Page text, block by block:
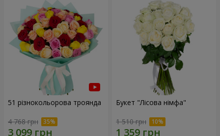
51 різнокольорова троянда
4 768 грн
Букет "Лісова німфа"
1 510 грн